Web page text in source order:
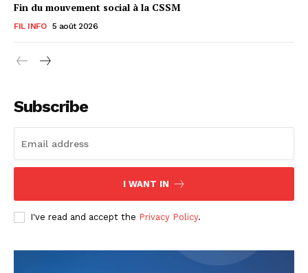
Fin du mouvement social à la CSSM
FIL INFO 5 août 2026
Subscribe
I WANT IN
I've read and accept the Privacy Policy.